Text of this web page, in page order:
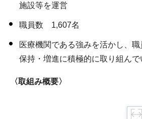
施設等を運営
職員数 1,607名
医療機関である強みを活かし、
保持・増進に積極的に取り組んで
〈取組み概要〉